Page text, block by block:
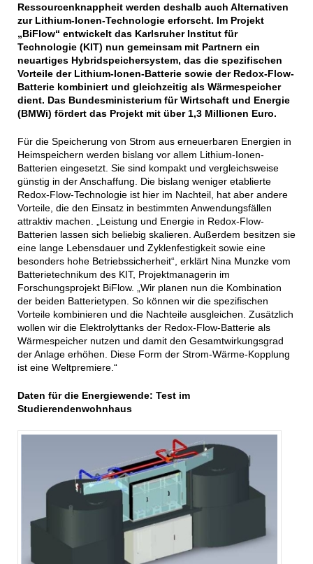
Ressourcenknappheit werden deshalb auch Alternativen
zur Lithium-Ionen-Technologie erforscht. Im Projekt
„BiFlow“ entwickelt das Karlsruher Institut für
Technologie (KIT) nun gemeinsam mit Partnern ein
neuartiges Hybridspeichersystem, das die spezifischen
Vorteile der Lithium-Ionen-Batterie sowie der Redox-Flow-
Batterie kombiniert und gleichzeitig als Wärmespeicher
dient. Das Bundesministerium für Wirtschaft und Energie
(BMWi) fördert das Projekt mit über 1,3 Millionen Euro.
Für die Speicherung von Strom aus erneuerbaren Energien in
Heimspeichern werden bislang vor allem Lithium-Ionen-
Batterien eingesetzt. Sie sind kompakt und vergleichsweise
günstig in der Anschaffung. Die bislang weniger etablierte
Redox-Flow-Technologie ist hier im Nachteil, hat aber andere
Vorteile, die den Einsatz in bestimmten Anwendungsfällen
attraktiv machen. „Leistung und Energie in Redox-Flow-
Batterien lassen sich beliebig skalieren. Außerdem besitzen sie
eine lange Lebensdauer und Zyklenfestigkeit sowie eine
besonders hohe Betriebssicherheit“, erklärt Nina Munzke vom
Batterietechnikum des KIT, Projektmanagerin im
Forschungsprojekt BiFlow. „Wir planen nun die Kombination
der beiden Batterietypen. So können wir die spezifischen
Vorteile kombinieren und die Nachteile ausgleichen. Zusätzlich
wollen wir die Elektrolyttanks der Redox-Flow-Batterie als
Wärmespeicher nutzen und damit den Gesamtwirkungsgrad
der Anlage erhöhen. Diese Form der Strom-Wärme-Kopplung
ist eine Weltpremiere.“
Daten für die Energiewende: Test im
Studierendenwohnhaus